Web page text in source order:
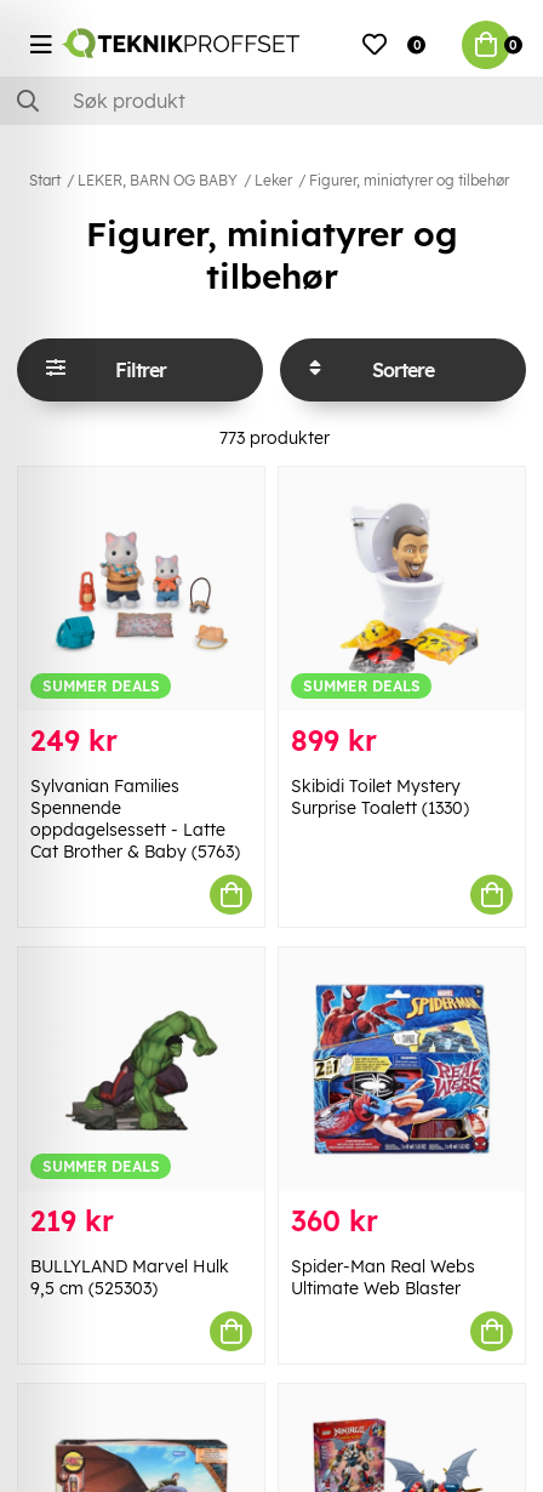
0 0
Start LEKER, BARN OG BABY Leker Figurer, miniatyrer og tilbehør
Figurer, miniatyrer og
tilbehør
Filtrer Sortere
773produkter
SUMMER DEALS
249 kr
Sylvanian Families
Spennende
oppdagelsessett - Latte
Cat Brother & Baby (5763)
SUMMER DEALS
899 kr
Skibidi Toilet Mystery
Surprise Toalett (1330)
SUMMER DEALS
219 kr
BULLYLAND Marvel Hulk
9,5 cm (525303)
360 kr
Spider-Man Real Webs
Ultimate Web Blaster